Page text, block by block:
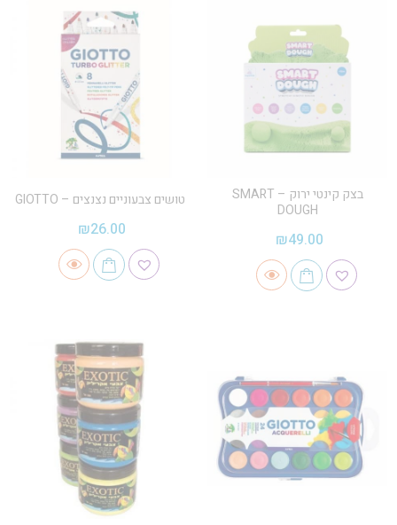
בצק קינטי ירוק – SMART
DOUGH
₪49.00
טושים צבעוניים נצנצים – GIOTTO
₪26.00